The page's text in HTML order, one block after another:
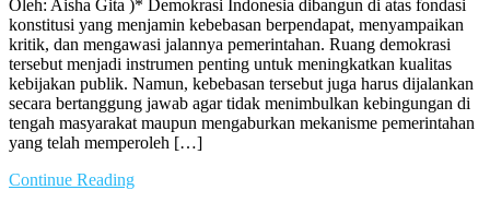
Oleh: Aisha Gita )* Demokrasi Indonesia dibangun di atas fondasi
konstitusi yang menjamin kebebasan berpendapat, menyampaikan
kritik, dan mengawasi jalannya pemerintahan. Ruang demokrasi
tersebut menjadi instrumen penting untuk meningkatkan kualitas
kebijakan publik. Namun, kebebasan tersebut juga harus dijalankan
secara bertanggung jawab agar tidak menimbulkan kebingungan di
tengah masyarakat maupun mengaburkan mekanisme pemerintahan
yang telah memperoleh […]
Continue Reading